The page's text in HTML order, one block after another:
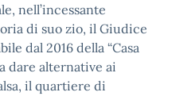
nell’incessante
di suo zio, il Giudice
dal 2016 della “Casa
dare alternative ai
il quartiere di